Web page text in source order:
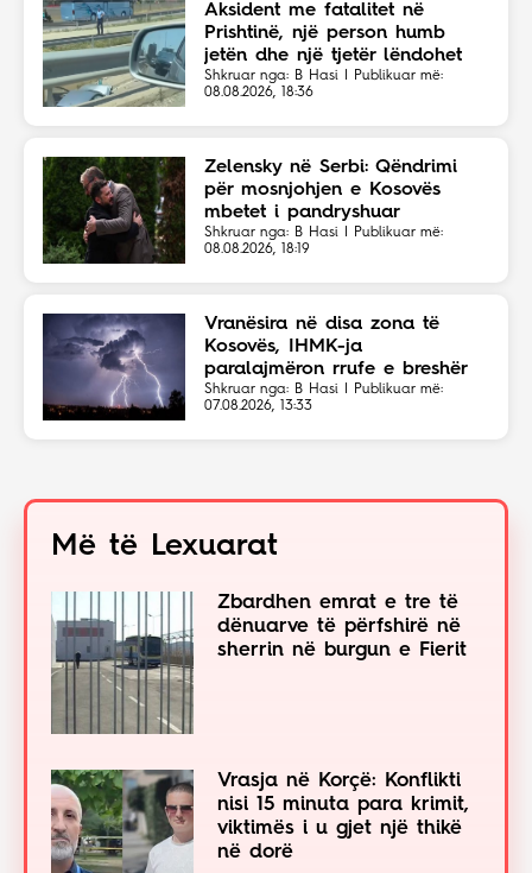
Aksident me fatalitet në
Prishtinë, një person humb
jetën dhe një tjetër lëndohet
Shkruar nga: B Hasi | Publikuar më:
08.08.2026, 18:36
Zelensky në Serbi: Qëndrimi
për mosnjohjen e Kosovës
mbetet i pandryshuar
Shkruar nga: B Hasi | Publikuar më:
08.08.2026, 18:19
Vranësira në disa zona të
Kosovës, IHMK-ja
paralajmëron rrufe e breshër
Shkruar nga: B Hasi | Publikuar më:
07.08.2026, 13:33
Më të Lexuarat
Zbardhen emrat e tre të
dënuarve të përfshirë në
sherrin në burgun e Fierit
Vrasja në Korçë: Konflikti
nisi 15 minuta para krimit,
viktimës i u gjet një thikë
në dorë